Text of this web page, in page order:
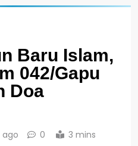
Baru Islam,
042/Gapu
Doa
0 3 mins